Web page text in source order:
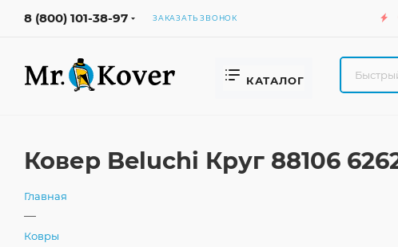
8 (800) 101-38-97 ЗАКАЗАТЬ ЗВОНОК
КАТАЛОГ
Ковер Beluchi Круг 88106
Главная
—
Ковры